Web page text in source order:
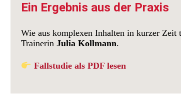
Ein Ergebnis aus der Praxis
Wie aus komplexen Inhalten in kurzer Zeit
Trainerin Julia Kollmann.
Fallstudie als PDF lesen